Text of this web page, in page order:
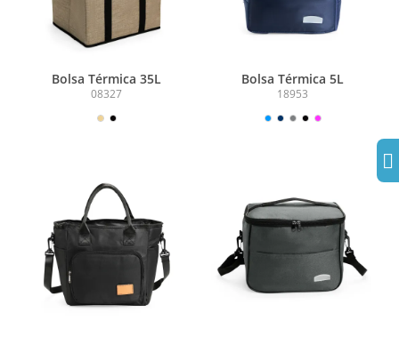
Bolsa Térmica 35L
08327
Bolsa Térmica 5L
18953